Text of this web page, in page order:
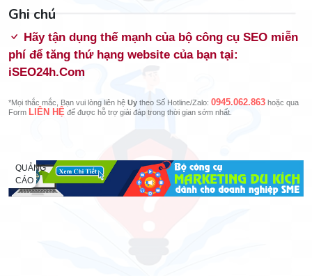
Ghi chú
Hãy tận dụng thế mạnh của bộ công cụ SEO miễn
phí để tăng thứ hạng website của bạn tại:
iSEO24h.Com
*Mọi thắc mắc, Bạn vui lòng liên hệ Uy theo Số Hotline/Zalo: 0945.062.863 hoặc qua
Form LIÊN HỆ để được hỗ trợ giải đáp trong thời gian sớm nhất.
QUẢNG
CÁO